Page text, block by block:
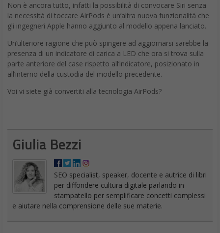
Non è ancora tutto, infatti la possibilità di convocare Siri senza
la necessità di toccare AirPods è un’altra nuova funzionalità che
gli ingegneri Apple hanno aggiunto al modello appena lanciato.
Un’ulteriore ragione che può spingere ad aggiornarsi sarebbe la
presenza di un indicatore di carica a LED che ora si trova sulla
parte anteriore del case rispetto all’indicatore, posizionato in
all’interno della custodia del modello precedente.
Voi vi siete già convertiti alla tecnologia AirPods?
Giulia Bezzi
SEO specialist, speaker, docente e autrice di libri
per diffondere cultura digitale parlando in
stampatello per semplificare concetti complessi
e aiutare nella comprensione delle sue materie.